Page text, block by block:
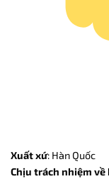
Xuất xứ: Hàn Quốc
Chịu trách nhiệm về